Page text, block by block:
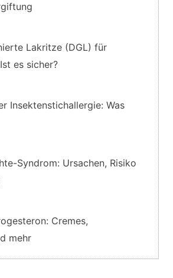
Lakritze (DGL) für
es sicher?
Insektenstichallergie: Was
Syndrom: Ursachen, Risiko
Cremes,
mehr